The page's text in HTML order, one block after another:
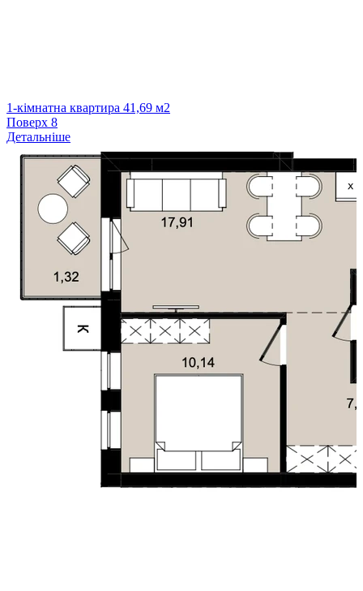
1-кімнатна квартира 41,69 м2
Поверх 8
Детальніше